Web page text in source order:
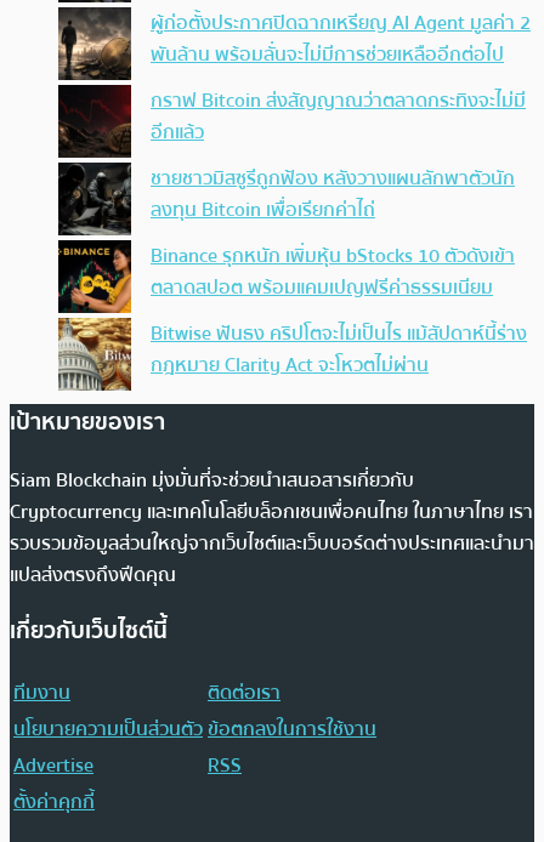
ผู้ก่อตั้งประกาศปิดฉากเหรียญ AI Agent มูลค่า 2
พันล้าน พร้อมลั่นจะไม่มีการช่วยเหลืออีกต่อไป
กราฟ Bitcoin ส่งสัญญาณว่าตลาดกระทิงจะไม่มี
อีกแล้ว
ชายชาวมิสซูรีถูกฟ้อง หลังวางแผนลักพาตัวนัก
ลงทุน Bitcoin เพื่อเรียกค่าไถ่
Binance รุกหนัก เพิ่มหุ้น bStocks 10 ตัวดังเข้า
ตลาดสปอต พร้อมแคมเปญฟรีค่าธรรมเนียม
Bitwise ฟันธง คริปโตจะไม่เป็นไร แม้สัปดาห์นี้ร่าง
กฎหมาย Clarity Act จะโหวตไม่ผ่าน
เป้าหมายของเรา
Siam Blockchain มุ่งมั่นที่จะช่วยนำเสนอสารเกี่ยวกับ
Cryptocurrency และเทคโนโลยีบล็อกเชนเพื่อคนไทย ในภาษาไทย เรา
รวบรวมข้อมูลส่วนใหญ่จากเว็บไซต์และเว็บบอร์ดต่างประเทศและนำมา
แปลส่งตรงถึงฟีดคุณ
เกี่ยวกับเว็บไซต์นี้
ทีมงาน
ติดต่อเรา
นโยบายความเป็นส่วนตัวข้อตกลงในการใช้งาน
Advertise
RSS
ตั้งค่าคุกกี้